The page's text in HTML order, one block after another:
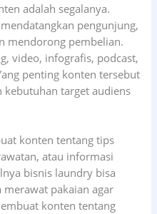
adalah segalanya.
pengunjung,
mendorong pembelian.
video, infografis, podcast,
penting konten tersebut
target audiens
konten tentang tips
atau informasi
bisnis laundry bisa
pakaian agar
konten tentang